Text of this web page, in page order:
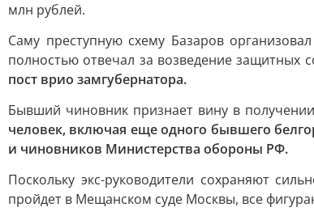
млн рублей.
Саму преступную схему Базаров
полностью отвечал за возведение защитных
пост врио замгубернатора.
Бывший чиновник признает вину в
человек, включая еще одного бывшего
и чиновников Министерства обороны РФ.
Поскольку экс-руководители сохраняют
пройдет в Мещанском суде Москвы, все